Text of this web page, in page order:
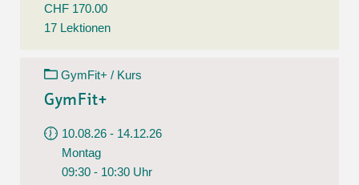
CHF 170.00
17 Lektionen
GymFit+ / Kurs
GymFit+
10.08.26 - 14.12.26
Montag
09:30 - 10:30 Uhr